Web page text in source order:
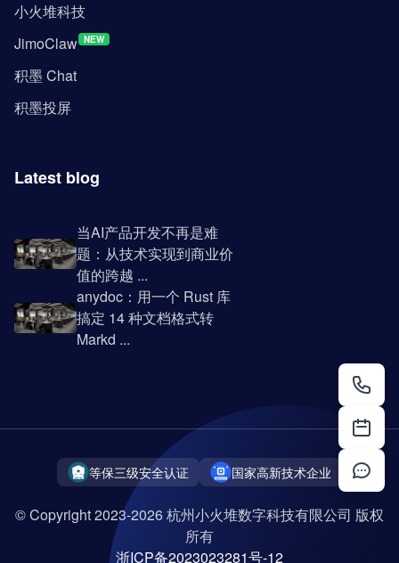
小火堆科技
JimoClaw NEW
积墨 Chat
积墨投屏
Latest blog
当AI产品开发不再是难
题：从技术实现到商业价
值的跨越 ...
anydoc：用一个 Rust 库
搞定 14 种文档格式转
Markd ...
等保三级安全认证 国家高新技术企业
© Copyright 2023-2026 杭州小火堆数字科技有限公司 版权
所有
浙ICP备2023023281号-12